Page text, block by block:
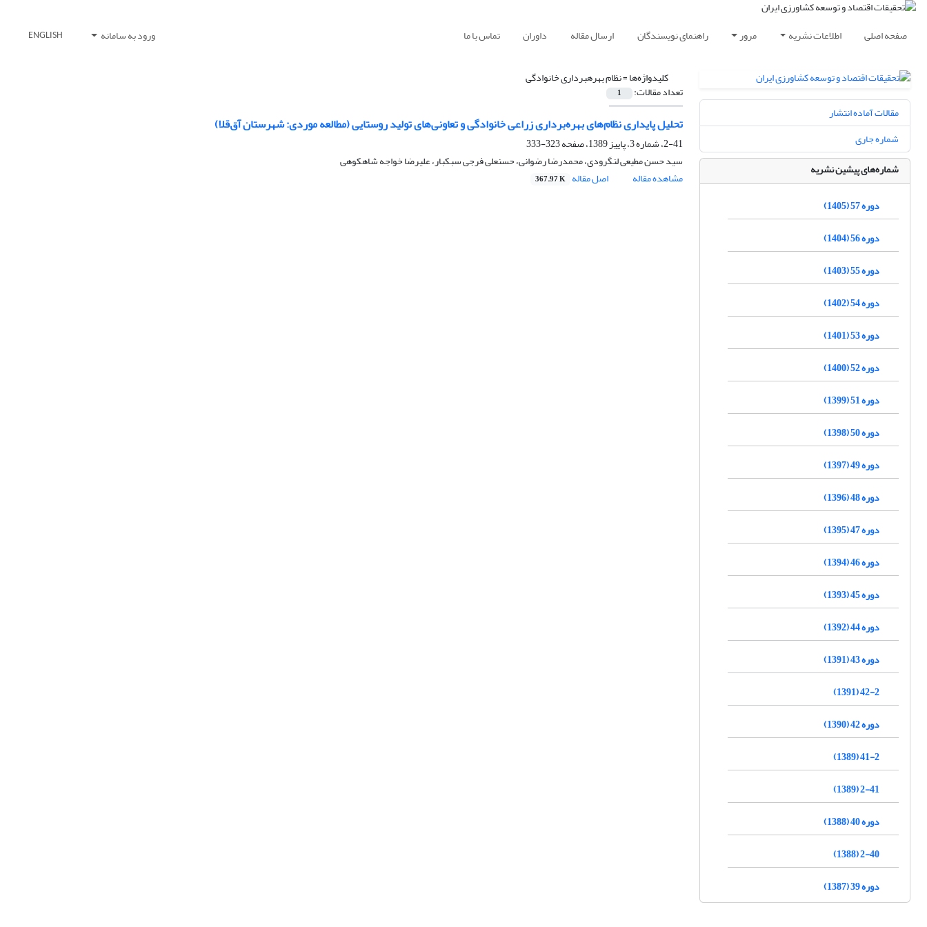
صفحه اصلی اطلاعات نشریه مرور راهنمای نویسندگان ارسال مقاله داوران تماس با ما ورود به سامانه ENGLISH
کلیدواژه‌ها =نظام بهره‎برداری خانوادگی
تعداد مقالات: 1
تحلیل پایداری نظام‌های بهره‌‌برداری زراعی خانوادگی و تعاونی‌های تولید روستایی (مطالعه موردی: شهرستان آق‌قلا)
2-41، شماره 3، پاییز 1389، صفحه
323-333
سید حسن مطیعی لنگرودی، محمدرضا رضوانی، حسنعلی فرجی سبکبار، علیرضا خواجه شاهکوهی
مشاهده مقاله
اصل مقاله 367.97 K
مقالات آماده انتشار
شماره جاری
شماره‌های پیشین نشریه
دوره 57 (1405)
دوره 56 (1404)
دوره 55 (1403)
دوره 54 (1402)
دوره 53 (1401)
دوره 52 (1400)
دوره 51 (1399)
دوره 50 (1398)
دوره 49 (1397)
دوره 48 (1396)
دوره 47 (1395)
دوره 46 (1394)
دوره 45 (1393)
دوره 44 (1392)
دوره 43 (1391)
42-2 (1391)
دوره 42 (1390)
41-2 (1389)
2-41 (1389)
دوره 40 (1388)
2-40 (1388)
دوره 39 (1387)